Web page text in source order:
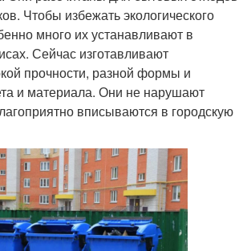
Чтобы избежать экологического
много их устанавливают в
Сейчас изготавливают
прочности, разной формы и
и материала. Они не нарушают
вписываются в городскую